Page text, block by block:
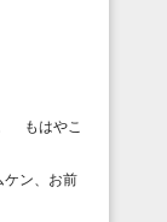
もはやこ
ン、お前